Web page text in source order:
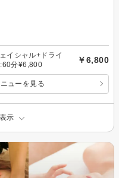
イシャル+ドライ
分¥6,800
￥6,800
ューを見る
示